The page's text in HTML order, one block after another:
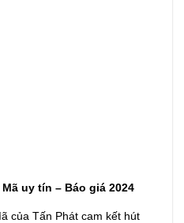
uy tín – Báo giá 2024
của Tấn Phát cam kết hút